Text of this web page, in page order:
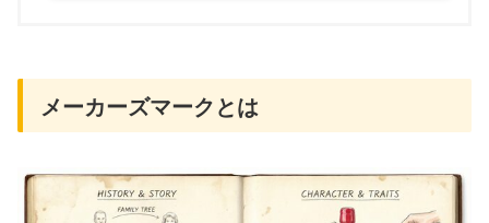
メーカーズマークとは